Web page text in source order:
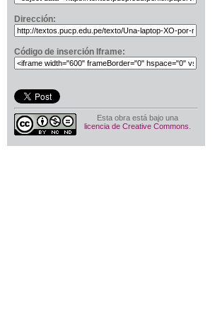
Dirección:
Código de inserción Iframe:
Esta obra está bajo una
licencia de Creative Commons